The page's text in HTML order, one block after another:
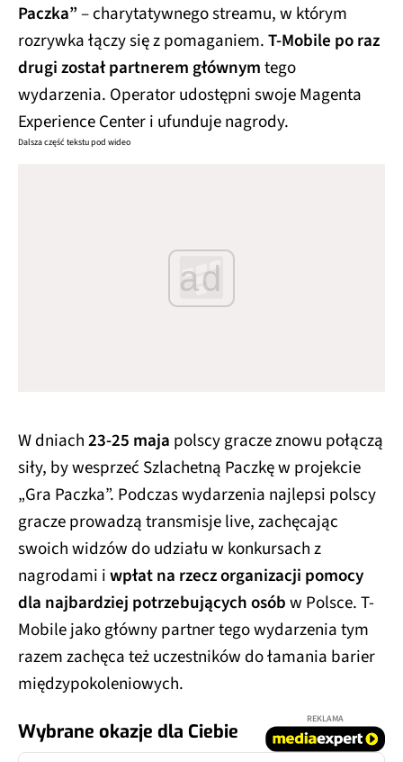
Paczka”– charytatywnego streamu, w którym
rozrywka łączy się z pomaganiem.T-Mobile po raz
drugi został partnerem głównymtego
wydarzenia. Operator udostępni swoje Magenta
Experience Center i ufunduje nagrody.
Dalsza część tekstu pod wideo
ad
W dniach23-25 maja polscy gracze znowu połączą
siły, by wesprzeć Szlachetną Paczkę w projekcie
„Gra Paczka”. Podczas wydarzenia najlepsi polscy
gracze prowadzą transmisje live, zachęcając
swoich widzów do udziału w konkursach z
nagrodami iwpłat na rzecz organizacji pomocy
dla najbardziej potrzebujących osóbw Polsce. T-
Mobile jako główny partner tego wydarzenia tym
razem zachęca też uczestników do łamania barier
międzypokoleniowych.
Wybrane okazje dla Ciebie
REKLAMA